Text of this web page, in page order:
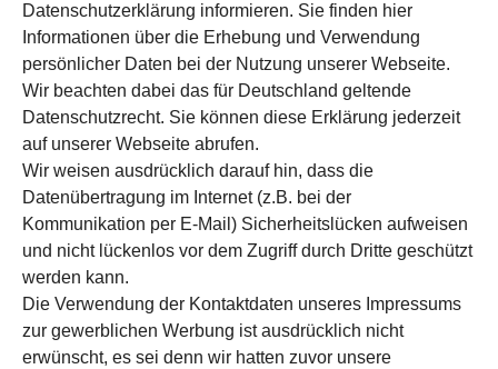
Datenschutzerklärung informieren. Sie finden hier
Informationen über die Erhebung und Verwendung
persönlicher Daten bei der Nutzung unserer Webseite.
Wir beachten dabei das für Deutschland geltende
Datenschutzrecht. Sie können diese Erklärung jederzeit
auf unserer Webseite abrufen.
Wir weisen ausdrücklich darauf hin, dass die
Datenübertragung im Internet (z.B. bei der
Kommunikation per E-Mail) Sicherheitslücken aufweisen
und nicht lückenlos vor dem Zugriff durch Dritte geschützt
werden kann.
Die Verwendung der Kontaktdaten unseres Impressums
zur gewerblichen Werbung ist ausdrücklich nicht
erwünscht, es sei denn wir hatten zuvor unsere